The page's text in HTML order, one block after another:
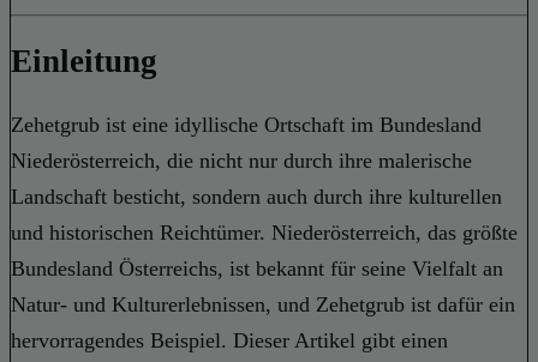
Einleitung
Zehetgrub ist eine idyllische Ortschaft im Bundesland
Niederösterreich, die nicht nur durch ihre malerische
Landschaft besticht, sondern auch durch ihre kulturellen
und historischen Reichtümer. Niederösterreich, das größte
Bundesland Österreichs, ist bekannt für seine Vielfalt an
Natur- und Kulturerlebnissen, und Zehetgrub ist dafür ein
hervorragendes Beispiel. Dieser Artikel gibt einen